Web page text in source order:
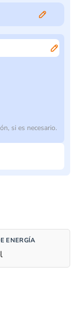
si es necesario.
ENERGÍA